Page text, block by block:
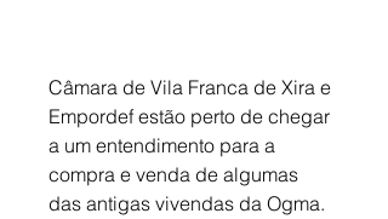
Câmara de Vila Franca de Xira e
Empordef estão perto de chegar
a um entendimento para a
compra e venda de algumas
das antigas vivendas da Ogma.